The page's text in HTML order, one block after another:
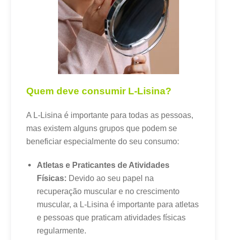
Quem deve consumir L-Lisina?
A L-Lisina é importante para todas as pessoas,
mas existem alguns grupos que podem se
beneficiar especialmente do seu consumo:
Atletas e Praticantes de Atividades
Físicas: Devido ao seu papel na
recuperação muscular e no crescimento
muscular, a L-Lisina é importante para atletas
e pessoas que praticam atividades físicas
regularmente.